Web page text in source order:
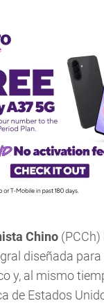
Chino
diseñada para
y, al mismo
de Estados